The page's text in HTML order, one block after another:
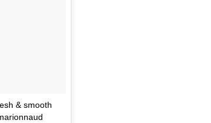
& smooth